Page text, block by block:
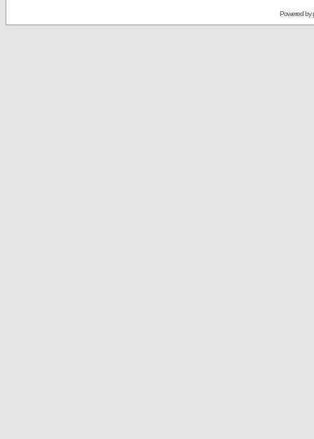
Powered by